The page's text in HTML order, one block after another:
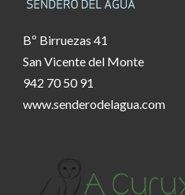
Bº Birruezas 41
San Vicente del Monte
942 70 50 91
www.senderodelagua.com